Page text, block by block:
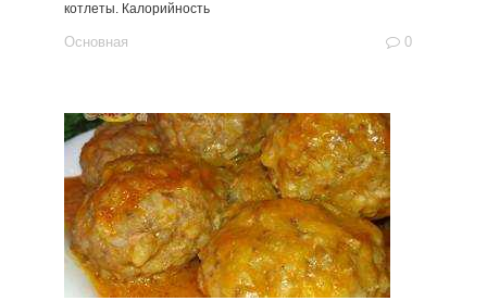
котлеты. Калорийность
Основная 0